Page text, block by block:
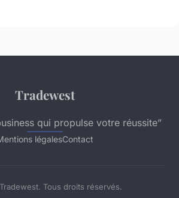
Tradewest
qui propulse votre réussite”
légalesContact
Tous droits réservés.